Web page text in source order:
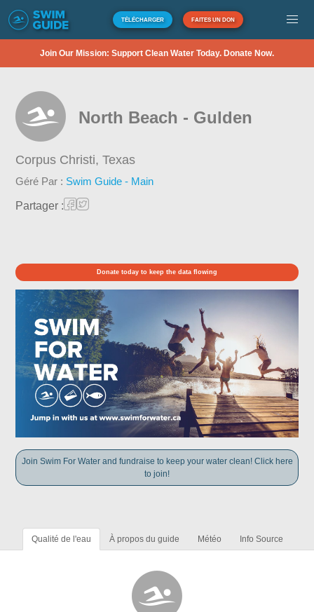
TÉLÉCHARGER FAITES UN DON
Join Our Mission: Support Clean Water Today. Donate Now.
North Beach - Gulden
Corpus Christi,Texas
Géré Par : Swim Guide - Main
Partager :
Donate today to keep the data flowing
Join Swim For Water and fundraise to keep your water clean! Click here
to join!
Qualité de l'eau À propos du guide Météo Info Source